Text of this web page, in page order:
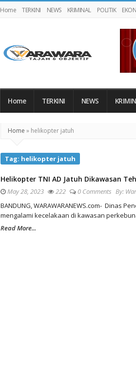
Home TERKINI NEWS KRIMINAL POLITIK
Home TERKINI NEWS
Home » helikopter jatuh
Tag: helikopter jatuh
Helikopter TNI AD Jatuh Dikawasan
May 28, 2023 222 0 Comments By:
BANDUNG, WARAWARANEWS.com- Dinas
mengalami kecelakaan di kawasan
Read More...